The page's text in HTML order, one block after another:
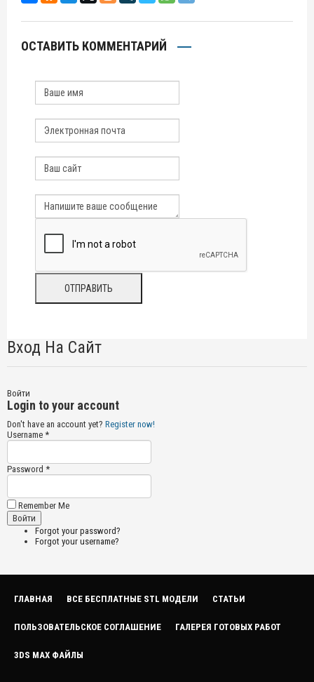
ОСТАВИТЬ КОММЕНТАРИЙ
Вход На Сайт
Войти
Login to your account
Don't have an account yet? Register now!
Username *
Password *
Remember Me
Forgot your password?
Forgot your username?
ГЛАВНАЯ ВСЕ БЕСПЛАТНЫЕ STL МОДЕЛИ СТАТЬИ
ПОЛЬЗОВАТЕЛЬСКОЕ СОГЛАШЕНИЕ ГАЛЕРЕЯ ГОТОВЫХ РАБОТ
3DS MAX ФАЙЛЫ